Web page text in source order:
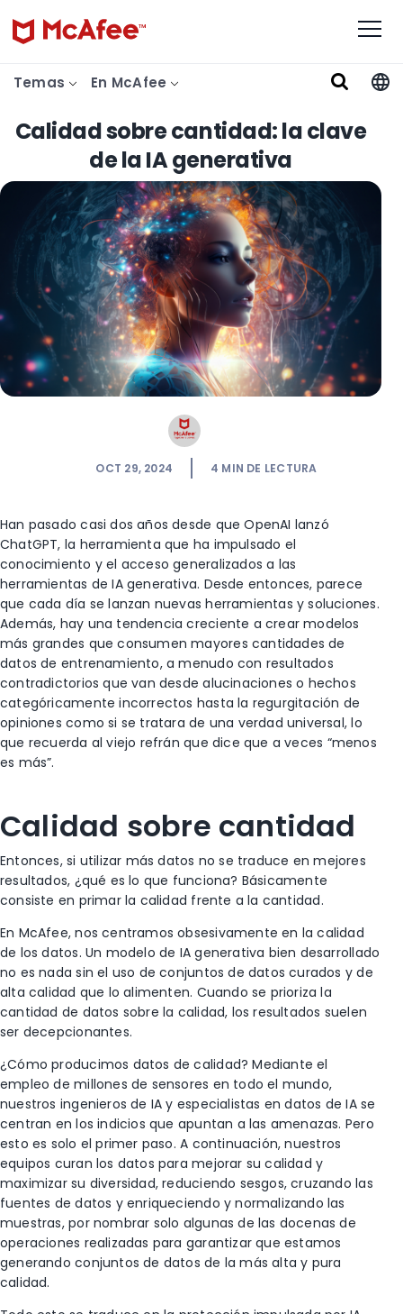
Temas En McAfee
Calidad sobre cantidad: la clave
de la IA generativa
OCT 29, 2024 4 MIN DE LECTURA
Han pasado casi dos años desde que OpenAI lanzó
ChatGPT, la herramienta que ha impulsado el
conocimiento y el acceso generalizados a las
herramientas de IA generativa. Desde entonces, parece
que cada día se lanzan nuevas herramientas y soluciones.
Además, hay una tendencia creciente a crear modelos
más grandes que consumen mayores cantidades de
datos de entrenamiento, a menudo con resultados
contradictorios que van desde alucinaciones o hechos
categóricamente incorrectos hasta la regurgitación de
opiniones como si se tratara de una verdad universal, lo
que recuerda al viejo refrán que dice que a veces “menos
es más”.
Calidad sobre cantidad
Entonces, si utilizar más datos no se traduce en mejores
resultados, ¿qué es lo que funciona? Básicamente
consiste en primar la calidad frente a la cantidad.
En McAfee, nos centramos obsesivamente en la calidad
de los datos. Un modelo de IA generativa bien desarrollado
no es nada sin el uso de conjuntos de datos curados y de
alta calidad que lo alimenten. Cuando se prioriza la
cantidad de datos sobre la calidad, los resultados suelen
ser decepcionantes.
¿Cómo producimos datos de calidad? Mediante el
empleo de millones de sensores en todo el mundo,
nuestros ingenieros de IA y especialistas en datos de IA se
centran en los indicios que apuntan a las amenazas. Pero
esto es solo el primer paso. A continuación, nuestros
equipos curan los datos para mejorar su calidad y
maximizar su diversidad, reduciendo sesgos, cruzando las
fuentes de datos y enriqueciendo y normalizando las
muestras, por nombrar solo algunas de las docenas de
operaciones realizadas para garantizar que estamos
generando conjuntos de datos de la más alta y pura
calidad.